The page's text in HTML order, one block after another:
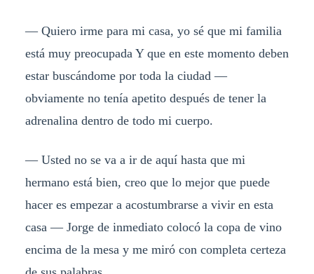
— Quiero irme para mi casa, yo sé que mi familia
está muy preocupada Y que en este momento deben
estar buscándome por toda la ciudad —
obviamente no tenía apetito después de tener la
adrenalina dentro de todo mi cuerpo.
— Usted no se va a ir de aquí hasta que mi
hermano está bien, creo que lo mejor que puede
hacer es empezar a acostumbrarse a vivir en esta
casa — Jorge de inmediato colocó la copa de vino
encima de la mesa y me miró con completa certeza